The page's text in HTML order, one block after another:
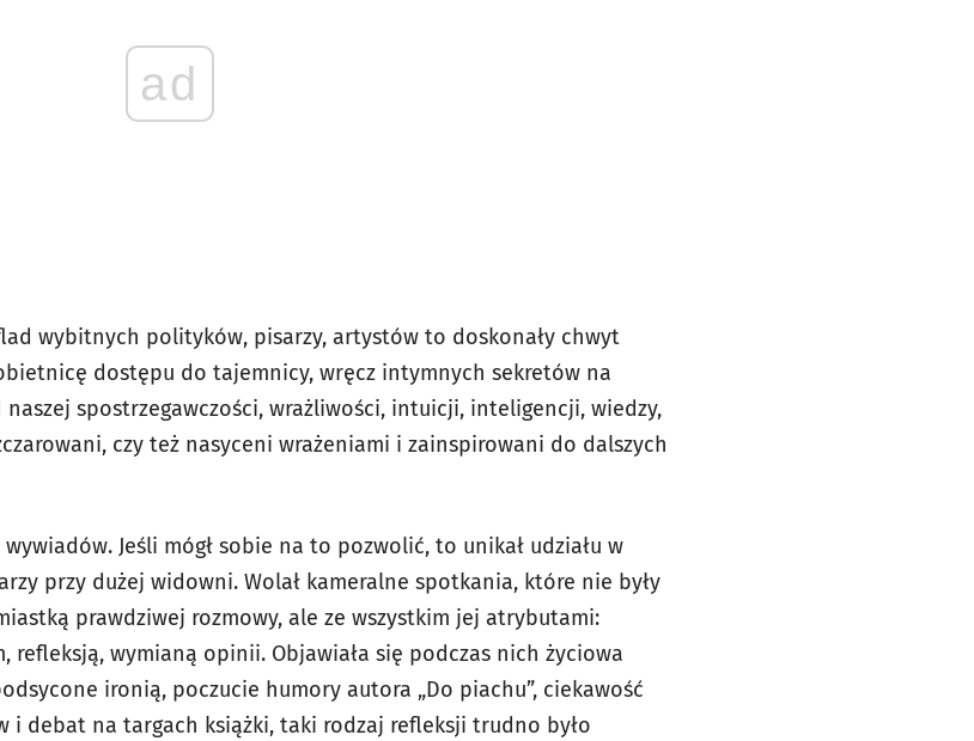
ad
wybitnych polityków, pisarzy, artystów to doskonały chwyt
dostępu do tajemnicy, wręcz intymnych sekretów na
spostrzegawczości, wrażliwości, intuicji, inteligencji, wiedzy,
czy też nasyceni wrażeniami i zainspirowani do dalszych
Jeśli mógł sobie na to pozwolić, to unikał udziału w
przy dużej widowni. Wolał kameralne spotkania, które nie były
prawdziwej rozmowy, ale ze wszystkim jej atrybutami:
refleksją, wymianą opinii. Objawiała się podczas nich życiowa
ironią, poczucie humory autora „Do piachu”, ciekawość
i debat na targach książki, taki rodzaj refleksji trudno było